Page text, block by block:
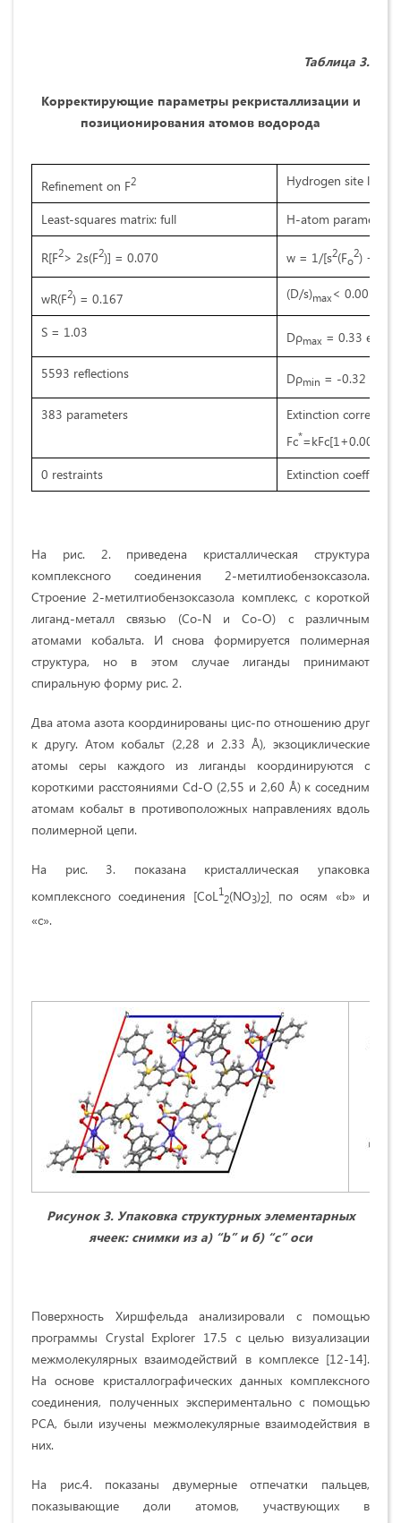
Таблица 3.
Корректирующие параметры рекристаллизации и
позиционирования атомов водорода
Refinement on F2 Hydrogen site
Least-squares matrix: full H-atom parameters
R[F2> 2s(F2)] = 0.070 w = 1/[s2(Fo
2) +
wR(F2) = 0.167 (D/s)max< 0.001
S = 1.03 Dρmax = 0.33 e Å
5593 reflections Dρmin = -0.32 e Å
383 parameters
Extinction
Fc*=kFc[1+0.001xFc
0 restraints Extinction
На рис. 2. приведена кристаллическая структура
комплексного соединения 2-метилтиобензоксазола.
Строение 2-метилтиобензоксазола комплекс, с короткой
лиганд-металл связью (Co-N и Co-O) с различным
атомами кобальта. И снова формируется полимерная
структура, но в этом случае лиганды принимают
спиральную форму рис. 2.
Два атома азота координированы цис-по отношению друг
к другу. Атом кобальт (2,28 и 2.33 Å), экзоциклические
атомы серы каждого из лиганды координируются с
короткими расстояниями Cd-O (2,55 и 2,60 Å) к соседним
атомам кобальт в противоположных направлениях вдоль
полимерной цепи.
На рис. 3. показана кристаллическая упаковка
комплексного соединения [CoL 1
2(NO3)2]. по осям «b» и
«c».
Рисунок 3. Упаковка структурных элементарных
ячеек: снимки из а) “b” и б) “c” оси
Поверхность Хиршфельда анализировали с помощью
программы Crystal Explorer 17.5 с целью визуализации
межмолекулярных взаимодействий в комплексе [12-14].
На основе кристаллографических данных комплексного
соединения, полученных экспериментально с помощью
РСА, были изучены межмолекулярные взаимодействия в
них.
На рис.4. показаны двумерные отпечатки пальцев,
показывающие доли атомов, участвующих в